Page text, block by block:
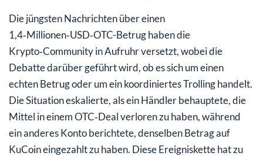
Die jüngsten Nachrichten über einen
1,4‑Millionen‑USD‑OTC-Betrug haben die
Krypto‑Community in Aufruhr versetzt, wobei die
Debatte darüber geführt wird, ob es sich um einen
echten Betrug oder um ein koordiniertes Trolling handelt.
Die Situation eskalierte, als ein Händler behauptete, die
Mittel in einem OTC‑Deal verloren zu haben, während
ein anderes Konto berichtete, denselben Betrag auf
KuCoin eingezahlt zu haben. Diese Ereigniskette hat zu